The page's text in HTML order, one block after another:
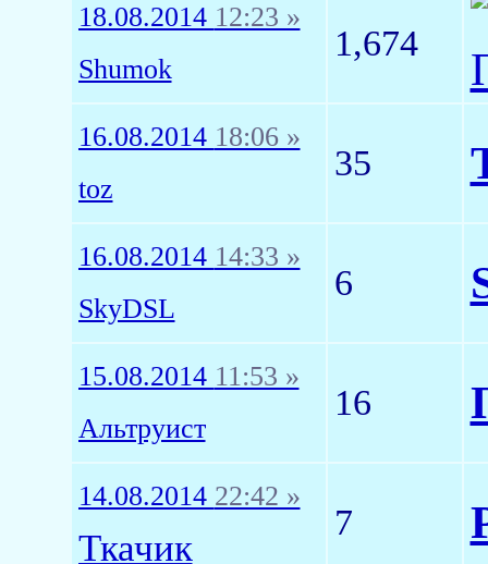
18.08.2014 12:23 »
Shumok
1,674
16.08.2014 18:06 »
toz
35
16.08.2014 14:33 »
SkyDSL
6
15.08.2014 11:53 »
Альтруист
16
14.08.2014 22:42 »
Ткачик
7